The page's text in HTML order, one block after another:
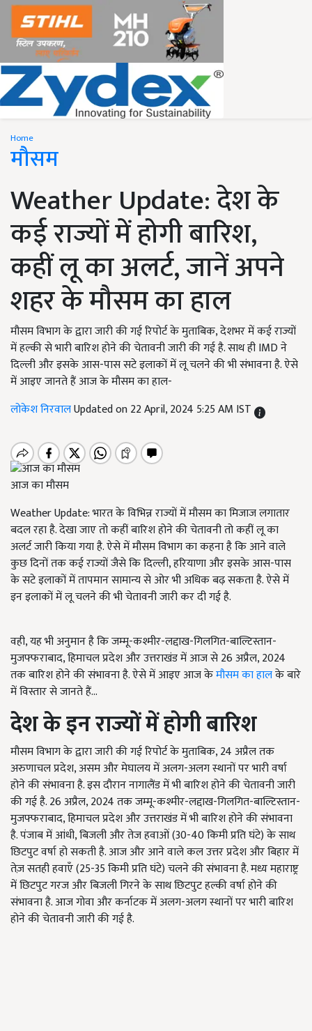
Home
मौसम
Weather Update: देश के
कई राज्यों में होगी बारिश,
कहीं लू का अलर्ट, जानें अपने
शहर के मौसम का हाल
मौसम विभाग के द्वारा जारी की गई रिपोर्ट के मुताबिक, देशभर में कई राज्यों
में हल्की से भारी बारिश होने की चेतावनी जारी की गई है. साथ ही IMD ने
दिल्ली और इसके आस-पास सटे इलाकों में लू चलने की भी संभावना है. ऐसे
में आइए जानते हैं आज के मौसम का हाल-
लोकेश निरवालUpdated on 22 April, 2024 5:25 AM IST
आज का मौसम
Weather Update: भारत के विभिन्न राज्यों में मौसम का मिजाज लगातार
बदल रहा है. देखा जाए तो कहीं बारिश होने की चेतावनी तो कहीं लू का
अलर्ट जारी किया गया है. ऐसे में मौसम विभाग का कहना है कि आने वाले
कुछ दिनों तक कई राज्यों जैसे कि दिल्ली, हरियाणा और इसके आस-पास
के सटे इलाकों में तापमान सामान्य से ओर भी अधिक बढ़ सकता है. ऐसे में
इन इलाकों में लू चलने की भी चेतावनी जारी कर दी गई है.
वही, यह भी अनुमान है कि जम्मू-कश्मीर-लद्दाख-गिलगित-बाल्टिस्तान-
मुजफ्फराबाद, हिमाचल प्रदेश और उत्तराखंड में आज से 26 अप्रैल, 2024
तक बारिश होने की संभावना है. ऐसे में आइए आज केमौसम का हालके बारे
में विस्तार से जानते हैं...
देश के इन राज्यों में होगी बारिश
मौसम विभाग के द्वारा जारी की गई रिपोर्ट के मुताबिक, 24 अप्रैल तक
अरुणाचल प्रदेश, असम और मेघालय में अलग-अलग स्थानों पर भारी वर्षा
होने की संभावना है. इस दौरान नागालैंड में भी बारिश होने की चेतावनी जारी
की गई है. 26 अप्रैल, 2024 तक जम्मू-कश्मीर-लद्दाख-गिलगित-बाल्टिस्तान-
मुजफ्फराबाद, हिमाचल प्रदेश और उत्तराखंड में भी बारिश होने की संभावना
है. पंजाब में आंधी, बिजली और तेज हवाओं (30-40 किमी प्रति घंटे) के साथ
छिटपुट वर्षा हो सकती है. आज और आने वाले कल उत्तर प्रदेश और बिहार में
तेज़ सतही हवाएँ (25-35 किमी प्रति घंटे) चलने की संभावना है. मध्य महाराष्ट्र
में छिटपुट गरज और बिजली गिरने के साथ छिटपुट हल्की वर्षा होने की
संभावना है. आज गोवा और कर्नाटक में अलग-अलग स्थानों पर भारी बारिश
होने की चेतावनी जारी की गई है.